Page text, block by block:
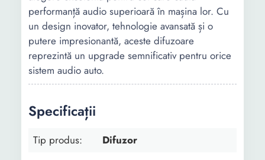
performanță audio superioară în mașina lor. Cu
un design inovator, tehnologie avansată și o
putere impresionantă, aceste difuzoare
reprezintă un upgrade semnificativ pentru orice
sistem audio auto.
Specificații
Tip produs:
Difuzor